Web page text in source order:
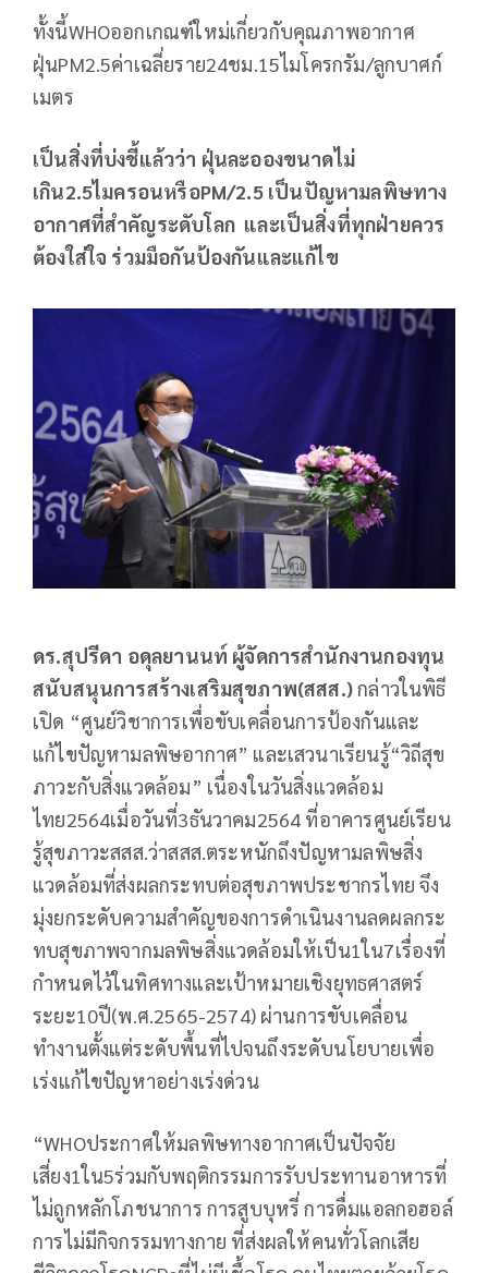
ทั้งนี้WHOออกเกณฑ์ใหม่เกี่ยวกับคุณภาพอากาศ
ฝุ่นPM2.5ค่าเฉลี่ยราย24ชม.15ไมโครกรัม/ลูกบาศก์
เมตร
เป็นสิ่งที่บ่งชี้แล้วว่า ฝุ่นละอองขนาดไม่
เกิน2.5ไมครอนหรือPM/2.5 เป็นปัญหามลพิษทาง
อากาศที่สำคัญระดับโลก และเป็นสิ่งที่ทุกฝ่ายควร
ต้องใส่ใจ ร่วมมือกันป้องกันและแก้ไข
ดร.สุปรีดา อดุลยานนท์ ผู้จัดการสำนักงานกองทุน
สนับสนุนการสร้างเสริมสุขภาพ(สสส.)กล่าวในพิธี
เปิด “ศูนย์วิชาการเพื่อขับเคลื่อนการป้องกันและ
แก้ไขปัญหามลพิษอากาศ” และเสวนาเรียนรู้“วิถีสุข
ภาวะกับสิ่งแวดล้อม” เนื่องในวันสิ่งแวดล้อม
ไทย2564เมื่อวันที่3ธันวาคม2564 ที่อาคารศูนย์เรียน
รู้สุขภาวะสสส.ว่าสสส.ตระหนักถึงปัญหามลพิษสิ่ง
แวดล้อมที่ส่งผลกระทบต่อสุขภาพประชากรไทย จึง
มุ่งยกระดับความสำคัญของการดำเนินงานลดผลกระ
ทบสุขภาพจากมลพิษสิ่งแวดล้อมให้เป็น1ใน7เรื่องที่
กำหนดไว้ในทิศทางและเป้าหมายเชิงยุทธศาสตร์
ระยะ10ปี(พ.ศ.2565-2574) ผ่านการขับเคลื่อน
ทำงานตั้งแต่ระดับพื้นที่ไปจนถึงระดับนโยบายเพื่อ
เร่งแก้ไขปัญหาอย่างเร่งด่วน
“WHOประกาศให้มลพิษทางอากาศเป็นปัจจัย
เสี่ยง1ใน5ร่วมกับพฤติกรรมการรับประทานอาหารที่
ไม่ถูกหลักโภชนาการ การสูบบุหรี่ การดื่มแอลกอฮอล์
การไม่มีกิจกรรมทางกาย ที่ส่งผลให้คนทั่วโลกเสีย